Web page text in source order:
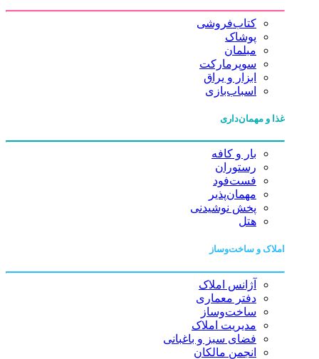
کتاب‌فروشی
پوشاک
مبلمان
سوپرمارکت
ابزار و یراق
اسباب‌بازی
غذا و مهمان‌داری
بار و کافه
رستوران
فست‌فود
مهمان‌پذیر
پخش نوشیدنی
هتل
املاک و ساخت‌وساز
آژانس املاک
دفتر معماری
ساخت‌وساز
مدیریت املاک
فضای سبز و باغبانی
انجمن مالکان